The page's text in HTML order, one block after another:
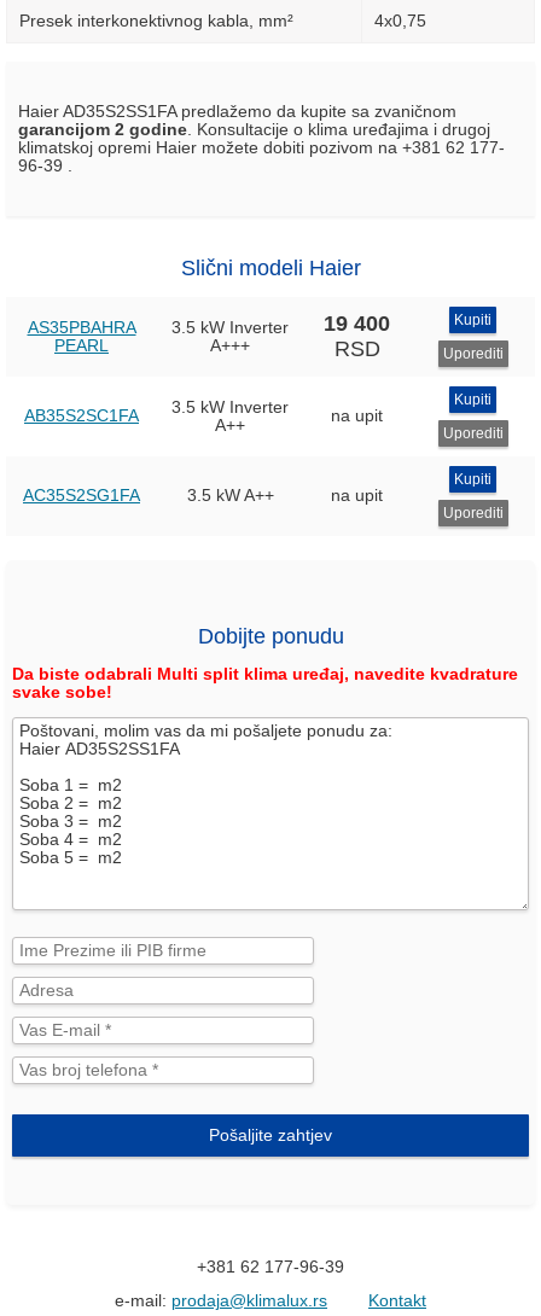
Presek interkonektivnog kabla, mm² 4х0,75
Haier AD35S2SS1FA predlažemo da kupite sa zvaničnom
garancijom 2 godine . Konsultacije o klima uređajima i drugoj
klimatskoj opremi Haier možete dobiti pozivom na +381 62 177-
96-39 .
Slični modeli Haier
AS35PBAHRA
PEARL
3.5 kW Inverter
A+++
19 400
RSD
Kupiti
Uporediti
AB35S2SC1FA
3.5 kW Inverter
A++
na upit
Kupiti
Uporediti
AC35S2SG1FA 3.5 kW A++ na upit
Kupiti
Uporediti
Dobijte ponudu
Da biste odabrali Multi split klima uređaj, navedite kvadrature
svake sobe!
Pošaljite zahtjev
+381 62 177-96-39
e-mail: prodaja@klimalux.rs Kontakt